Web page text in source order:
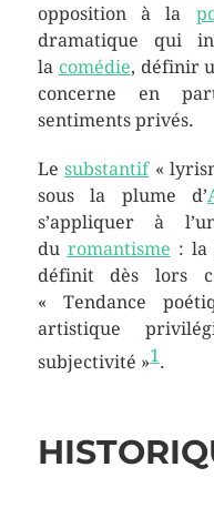
opposition à la
dramatique qui
la comédie, définir
concerne en
sentiments privés.
Lesubstantif«
sous la plume d’
s’appliquer à
du romantisme : la
définit dès lors
« Tendance
artistique
subjectivité »1.